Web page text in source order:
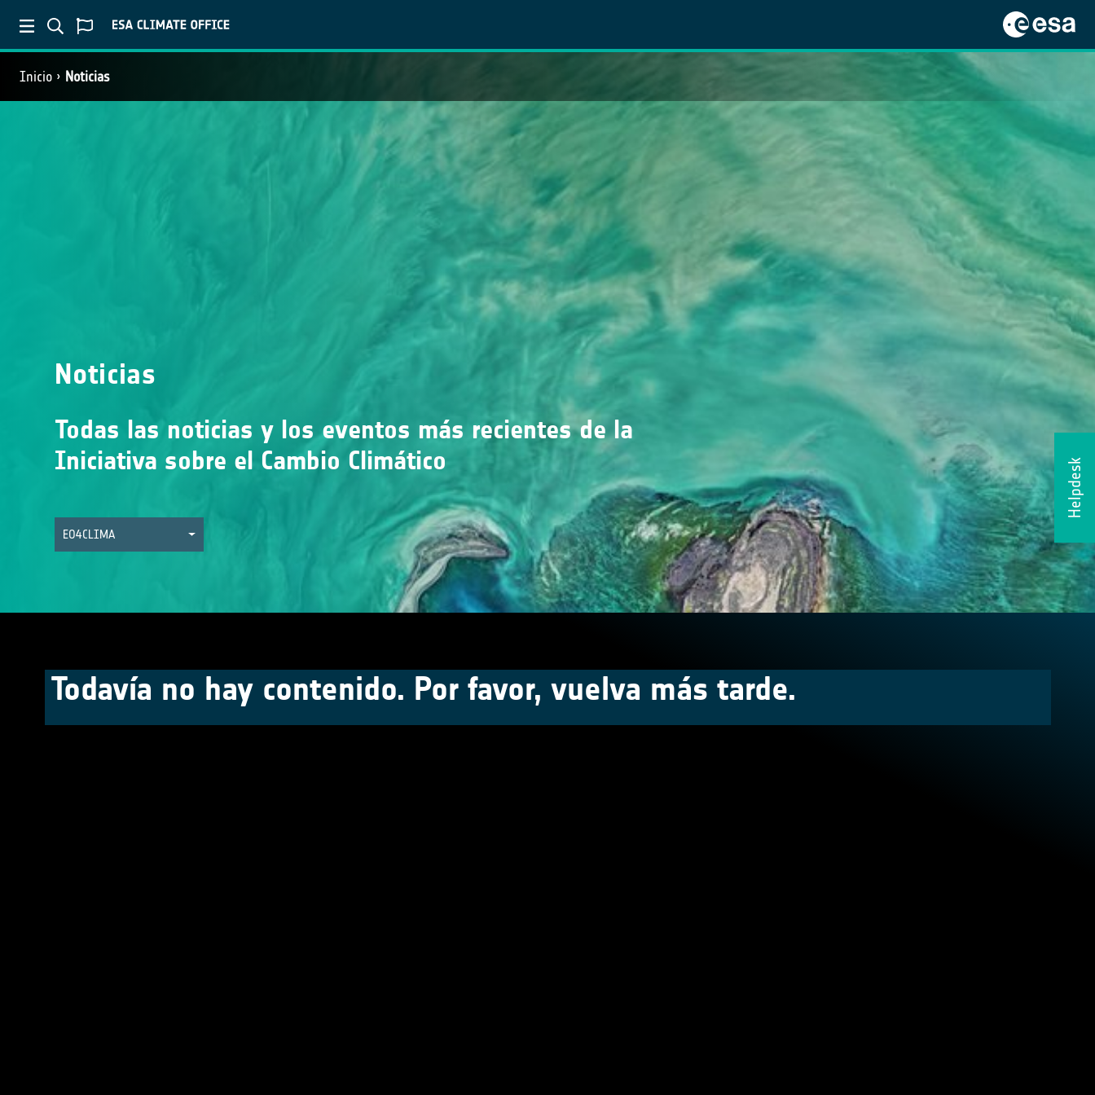
Inicio Noticias
Helpdesk
Noticias
Todas las noticias y los eventos más recientes de la
Iniciativa sobre el Cambio Climático
EO4CLIMA
Todavía no hay contenido. Por favor, vuelva más tarde.